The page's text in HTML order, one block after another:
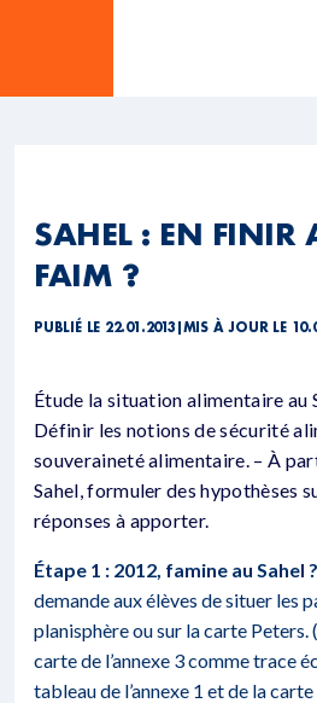
SAHEL : EN FINIR
FAIM ?
PUBLIÉ LE 22.01.2013 MIS À JOUR LE
Étude la situation alimentaire au
Définir les notions de sécurité
souveraineté alimentaire. – À
Sahel, formuler des hypothèses
réponses à apporter.
Étape 1 : 2012, famine au Sahel
demande aux élèves de situer les
planisphère ou sur la carte
carte de l’annexe 3 comme trace
tableau de l’annexe 1 et de la